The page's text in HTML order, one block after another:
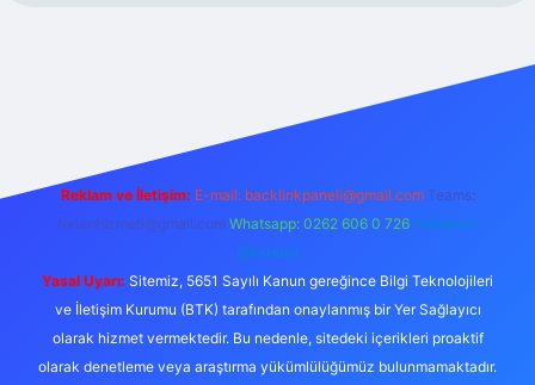
Reklam ve İletişim: E-mail: backlinkpaneli@gmail.com Teams:
forumhizmeti@gmail.com Whatsapp: 0262 606 0 726 Telegram:
@karabul
Yasal Uyarı: Sitemiz, 5651 Sayılı Kanun gereğince Bilgi Teknolojileri
ve İletişim Kurumu (BTK) tarafından onaylanmış bir Yer Sağlayıcı
olarak hizmet vermektedir. Bu nedenle, sitedeki içerikleri proaktif
olarak denetleme veya araştırma yükümlülüğümüz bulunmamaktadır.